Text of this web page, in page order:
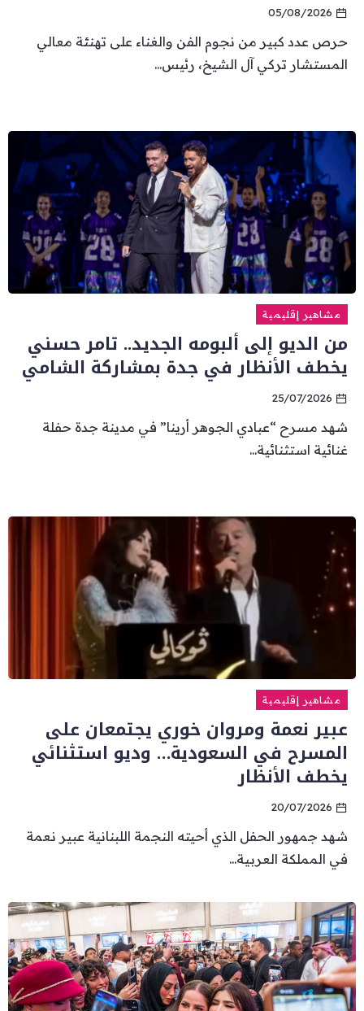
05/08/2026
حرص عدد كبير من نجوم الفن والغناء على تهنئة معالي
المستشار تركي آل الشيخ، رئيس...
مشاهير إقليمية
من الديو إلى ألبومه الجديد.. تامر حسني
يخطف الأنظار في جدة بمشاركة الشامي
25/07/2026
شهد مسرح “عبادي الجوهر أرينا” في مدينة جدة حفلة
غنائية استثنائية...
مشاهير إقليمية
عبير نعمة ومروان خوري يجتمعان على
المسرح في السعودية… وديو استثنائي
يخطف الأنظار
20/07/2026
شهد جمهور الحفل الذي أحيته النجمة اللبنانية عبير نعمة
في المملكة العربية...